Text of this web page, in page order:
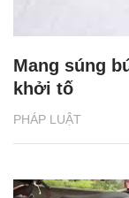
PHÁP LUẬT
Mang súng
khởi tố